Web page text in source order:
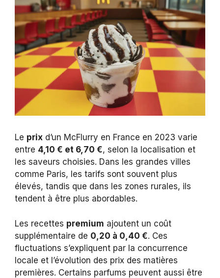
Le prix d’un McFlurry en France en 2023 varie
entre 4,10 € et 6,70 €, selon la localisation et
les saveurs choisies. Dans les grandes villes
comme Paris, les tarifs sont souvent plus
élevés, tandis que dans les zones rurales, ils
tendent à être plus abordables.
Les recettes premium ajoutent un coût
supplémentaire de 0,20 à 0,40 €. Ces
fluctuations s’expliquent par la concurrence
locale et l’évolution des prix des matières
premières. Certains parfums peuvent aussi être